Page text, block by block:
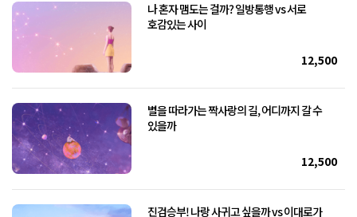
나 혼자 맴도는 걸까? 일방통행 vs 서로
호감있는 사이
12,500
별을 따라가는 짝사랑의 길, 어디까지 갈 수
있을까
12,500
진검승부! 나랑 사귀고 싶을까 vs 이대로가